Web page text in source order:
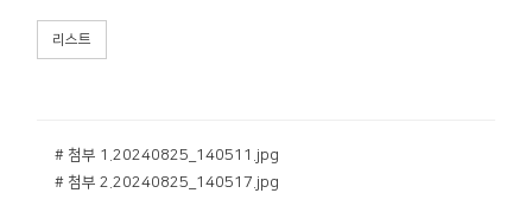
리스트
# 첨부 1.20240825_140511.jpg
# 첨부 2.20240825_140517.jpg